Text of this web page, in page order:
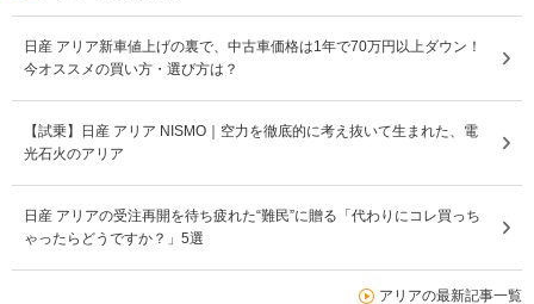
日産 アリア新車値上げの裏で、中古車価格は1年で70万円以上ダウン！
今オススメの買い方・選び方は？
【試乗】日産 アリア NISMO｜空力を徹底的に考え抜いて生まれた、電
光石火のアリア
日産 アリアの受注再開を待ち疲れた“難民”に贈る「代わりにコレ買っち
ゃったらどうですか？」5選
アリアの最新記事一覧